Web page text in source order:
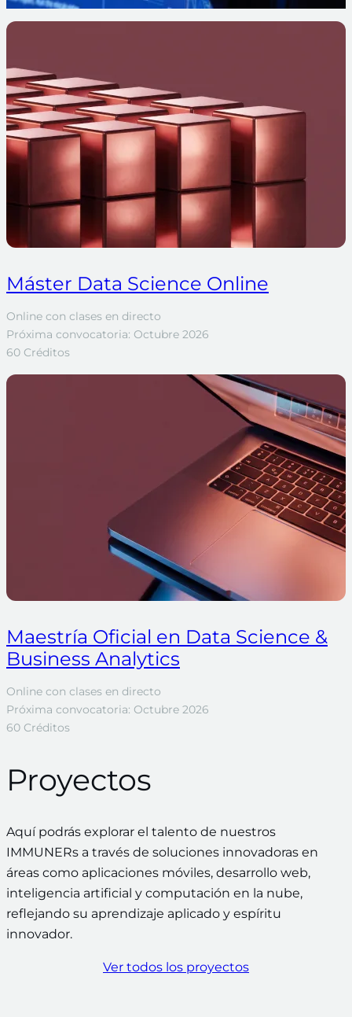
Máster Data Science Online
Online con clases en directo
Próxima convocatoria: Octubre 2026
60 Créditos
Maestría Oficial en Data Science &
Business Analytics
Online con clases en directo
Próxima convocatoria: Octubre 2026
60 Créditos
Proyectos
Aquí podrás explorar el talento de nuestros
IMMUNERs a través de soluciones innovadoras en
áreas como aplicaciones móviles, desarrollo web,
inteligencia artificial y computación en la nube,
reflejando su aprendizaje aplicado y espíritu
innovador.
Ver todos los proyectos